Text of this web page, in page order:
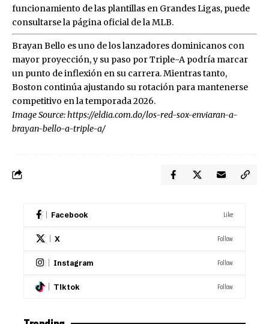
funcionamiento de las plantillas en Grandes Ligas, puede
consultarse la página oficial de la MLB.
Brayan Bello es uno de los lanzadores dominicanos con
mayor proyección, y su paso por Triple-A podría marcar
un punto de inflexión en su carrera. Mientras tanto,
Boston continúa ajustando su rotación para mantenerse
competitivo en la temporada 2026.
Image Source:https://eldia.com.do/los-red-sox-enviaran-a-
brayan-bello-a-triple-a/
Facebook Like
X Follow
Instagram Follow
Tiktok Follow